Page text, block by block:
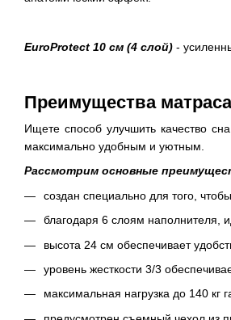
EuroProtect 10 см (4 слой) -
Преимущества
Ищете способ улучшить качество
максимально удобным и уютным.
Рассмотрим основные
создан специально для того,
благодаря 6 слоям наполнителя,
высота 24 см обеспечивает
уровень жесткости 3/3
максимальная нагрузка до 140 кг